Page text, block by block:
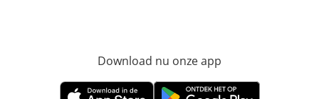
Download nu onze app